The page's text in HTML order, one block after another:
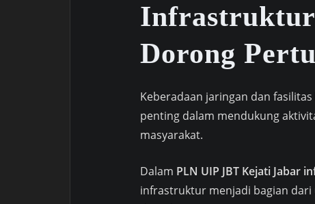
Dorong
Keberadaan jaringan dan
penting dalam mendukung
masyarakat.
Dalam PLN UIP JBT Kejati Jabar
infrastruktur menjadi bagian